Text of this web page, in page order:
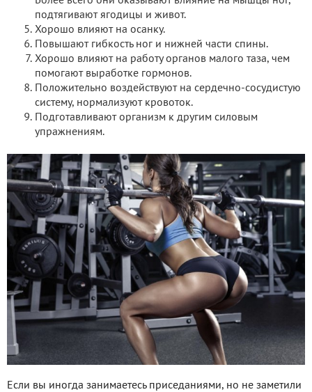
подтягивают ягодицы и живот.
Хорошо влияют на осанку.
Повышают гибкость ног и нижней части спины.
Хорошо влияют на работу органов малого таза, чем
помогают выработке гормонов.
Положительно воздействуют на сердечно-сосудистую
систему, нормализуют кровоток.
Подготавливают организм к другим силовым
упражнениям.
Если вы иногда занимаетесь приседаниями, но не заметили